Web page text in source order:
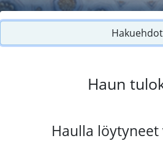
Hakuehdot
Haun
Haulla löytyneet